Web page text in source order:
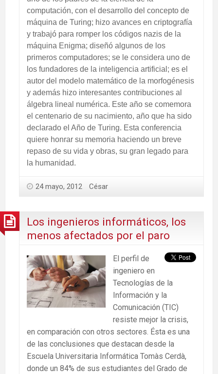
computación, con el desarrollo del concepto de
máquina de Turing; hizo avances en criptografía
y trabajó para romper los códigos nazis de la
máquina Enigma; diseñó algunos de los
primeros computadores; se le considera uno de
los fundadores de la inteligencia artificial; es el
autor del modelo matemático de la morfogénesis
y además hizo interesantes contribuciones al
álgebra lineal numérica. Este año se comemora
el centenario de su nacimiento, año que ha sido
declarado el Año de Turing. Esta conferencia
quiere honrar su memoria haciendo un breve
repaso de su vida y obras, su gran legado para
la humanidad.
24 mayo, 2012 César
Los ingenieros informáticos, los
menos afectados por el paro
El perfil de
ingeniero en
Tecnologías de la
Información y la
Comunicación (TIC)
resiste mejor la crisis,
en comparación con otros sectores. Ésta es una
de las conclusiones que destacan desde la
Escuela Universitaria Informática Tomàs Cerdà,
donde un 84% de sus estudiantes del Grado de